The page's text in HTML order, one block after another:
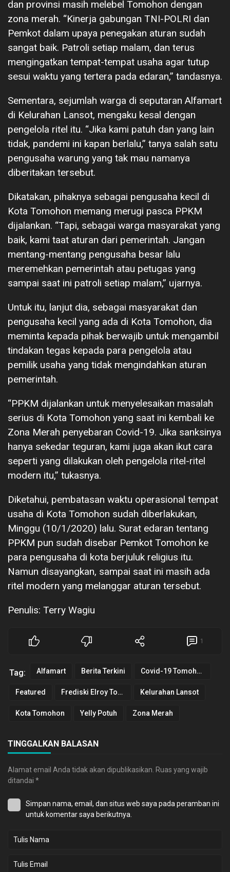
dan provinsi masih melebel Tomohon dengan
zona merah. “Kinerja gabungan TNI-POLRI dan
Pemkot dalam upaya penegakan aturan sudah
sangat baik. Patroli setiap malam, dan terus
mengingatkan tempat-tempat usaha agar tutup
sesui waktu yang tertera pada edaran,” tandasnya.
Sementara, sejumlah warga di seputaran Alfamart
di Kelurahan Lansot, mengaku kesal dengan
pengelola ritel itu. “Jika kami patuh dan yang lain
tidak, pandemi ini kapan berlalu,” tanya salah satu
pengusaha warung yang tak mau namanya
diberitakan tersebut.
Dikatakan, pihaknya sebagai pengusaha kecil di
Kota Tomohon memang merugi pasca PPKM
dijalankan. “Tapi, sebagai warga masyarakat yang
baik, kami taat aturan dari pemerintah. Jangan
mentang-mentang pengusaha besar lalu
meremehkan pemerintah atau petugas yang
sampai saat ini patroli setiap malam,” ujarnya.
Untuk itu, lanjut dia, sebagai masyarakat dan
pengusaha kecil yang ada di Kota Tomohon, dia
meminta kepada pihak berwajib untuk mengambil
tindakan tegas kepada para pengelola atau
pemilik usaha yang tidak mengindahkan aturan
pemerintah.
“PPKM dijalankan untuk menyelesaikan masalah
serius di Kota Tomohon yang saat ini kembali ke
Zona Merah penyebaran Covid-19. Jika sanksinya
hanya sekedar teguran, kami juga akan ikut cara
seperti yang dilakukan oleh pengelola ritel-ritel
modern itu,” tukasnya.
Diketahui, pembatasan waktu operasional tempat
usaha di Kota Tomohon sudah diberlakukan,
Minggu (10/1/2020) lalu. Surat edaran tentang
PPKM pun sudah disebar Pemkot Tomohon ke
para pengusaha di kota berjuluk religius itu.
Namun disayangkan, sampai saat ini masih ada
ritel modern yang melanggar aturan tersebut.
Penulis: Terry Wagiu
1
Tag: Alfamart Berita Terkini Covid-19 Tomohon
Featured Frediski Elroy Tombokan Kelurahan Lansot
Kota Tomohon Yelly Potuh Zona Merah
TINGGALKAN BALASAN
Alamat email Anda tidak akan dipublikasikan. Ruas yang wajib
ditandai *
Simpan nama, email, dan situs web saya pada peramban ini
untuk komentar saya berikutnya.